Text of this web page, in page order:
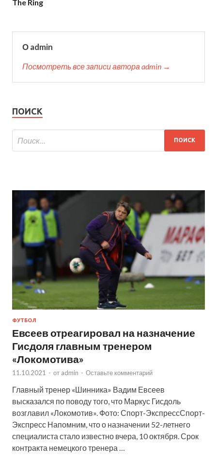
The Ring
О admin
Посмотреть все записи автора admin →
ПОИСК
ФУТБОЛ
Евсеев отреагировал на назначение
Гисдоля главным тренером
«Локомотива»
11.10.2021 - от admin - Оставьте комментарий
Главный тренер «Шинника» Вадим Евсеев
высказался по поводу того, что Маркус Гисдоль
возглавил «Локомотив». Фото: Спорт-ЭкспрессСпорт-
Экспресс Напомним, что о назначении 52-летнего
специалиста стало известно вчера, 10 октября. Срок
контракта немецкого тренера …